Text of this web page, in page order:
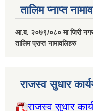
तालिम प्नाप्त
आ.ब. २०७९/०८० मा जिरी
तालिम प्राप्त नामावलिहरु
राजस्व सुधार
राजस्व सुधार